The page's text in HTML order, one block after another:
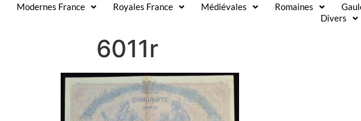
Modernes France Royales France Médiévales Romaines
Divers
6011r